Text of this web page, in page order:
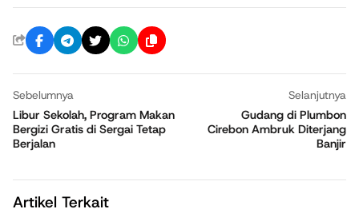
Sebelumnya
Libur Sekolah, Program Makan
Bergizi Gratis di Sergai Tetap
Berjalan
Selanjutnya
Gudang di Plumbon
Cirebon Ambruk Diterjang
Banjir
Artikel Terkait